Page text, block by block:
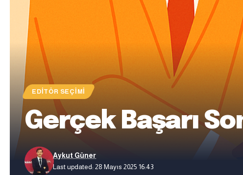
EDITÖR SEÇIMI
Gerçek Başarı
Last updated: 28 Mayıs 2025 16:43
Aykut Güner